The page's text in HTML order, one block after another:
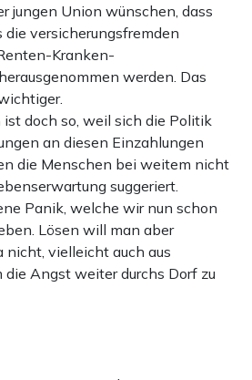
jungen Union wünschen, dass
die versicherungsfremden
Kranken-
werden. Das
doch so, weil sich die Politik
an diesen Einzahlungen
die Menschen bei weitem nicht
suggeriert.
Panik, welche wir nun schon
Lösen will man aber
vielleicht auch aus
Angst weiter durchs Dorf zu